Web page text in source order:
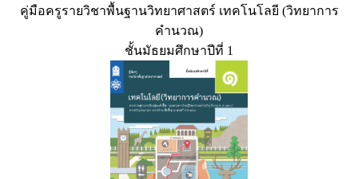
คู่มือครูรายวิชาพื้นฐานวิทยาศาสตร์ เทคโนโลยี (วิทยาการ
คำนวณ)
ชั้นมัธยมศึกษาปีที่ 1